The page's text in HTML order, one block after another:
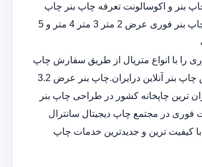
بنر و اکوسالونت تعرفه چاپ بنر چاپ
بنر ارزان چاپ بنر فوری چاپ بنر قیمت طراحی و چاپ بنر فوری عرض 1متر چاپ بنر فوری عرض 2 متر 3 متر 4 متر و 5
چاپ بنر فوری را با انواع متریال از طریق سفارش چاپ
بنر در سامانه ثبت سفارش آنلاین خدمات تخصصی چاپ بنر ارزان ارائه سفارش چاپ بنر آنلاین درایران.چاپ بنر عرض 3.2
ترین چاپخانه کشور در طراحی چاپ بنر
در مجتمع چاپ دیجیتال سانترال
کیفیت ترین و جدیدترین خدمات چاپ